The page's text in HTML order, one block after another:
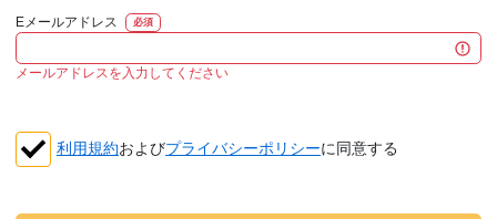
Eメールアドレス 必須
メールアドレスを入力してください
利用規約およびプライバシーポリシーに同意する